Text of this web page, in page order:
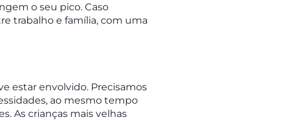
o seu pico. Caso
trabalho e família, com uma
estar envolvido. Precisamos
ao mesmo tempo
As crianças mais velhas